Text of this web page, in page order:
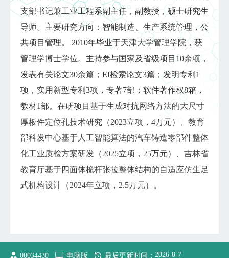
支部书记兼工业工程系副主任，副教授，硕士研究生
导师。主要研究方向：智能制造、生产系统管理，公
共项目管理。
2010年毕业于天津大学管理学院，获
管理学博士学位。主持参与国家及省级项目10余项，
发表有关论文30余篇；EI检索论文3篇；发明专利1
项，实用新型专利3项，专著7部；软件著作权8箱，
教材1部。在研项目 基于生成对抗网络方法的大尺寸
厚板件定位孔技术研究（2023立项，4万元）、教育
部科发中心基于人工智能算法的汽车铸造零部件整体
化工业质检方案研发（2025立项，25万元）、吉林省
教育厅基于四面体桅杆张拉整体结构的自适应仿生足
式机构设计（2024年立项，2.5万元）。
00034430 电脑版 最后更新时间： 2026-8-7